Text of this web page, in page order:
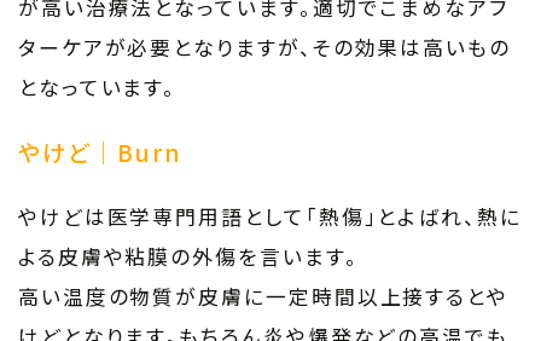
が高い治療法となっています。適切でこまめなアフ
ターケアが必要となりますが、その効果は高いもの
となっています。
やけど｜Burn
やけどは医学専門用語として「熱傷」とよばれ、熱に
よる皮膚や粘膜の外傷を言います。
高い温度の物質が皮膚に一定時間以上接するとや